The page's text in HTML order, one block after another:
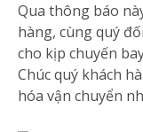
Qua thông báo
hàng, cùng quý
cho kịp chuyến
Chúc quý khách
hóa vận chuyển